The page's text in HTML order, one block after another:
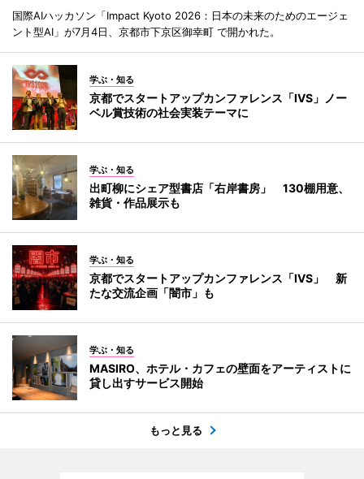
国際AIハッカソン「Impact Kyoto 2026：日本の未来のためのエージェ
ント型AI」が7月4日、京都市下京区御幸町 で開かれた。
学ぶ・知る
京都でスタートアップカンファレンス「IVS」ノー
ベル賞技術の社会実装テーマに
学ぶ・知る
出町柳にシェア型書店「右岸書房」 130棚用意、
雑貨・作品展示も
学ぶ・知る
京都でスタートアップカンファレンス「IVS」 新
たな交流企画「闇市」も
学ぶ・知る
MASIRO、ホテル・カフェの壁面をアーティストに
貸し出すサービス開始
もっと見る